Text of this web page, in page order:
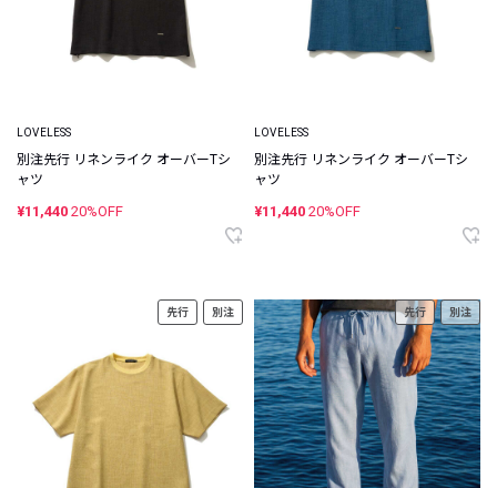
LOVELESS
別注先行 リネンライク オーバーTシ
ャツ
¥11,440 20%OFF
LOVELESS
別注先行 リネンライク オーバーTシ
ャツ
¥11,440 20%OFF
先行 別注 先行 別注